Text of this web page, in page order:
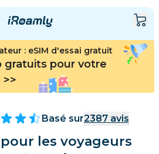
: eSIM d'essai gratuit
gratuits pour votre
>>
Basé sur2387 avis
pour les voyageurs